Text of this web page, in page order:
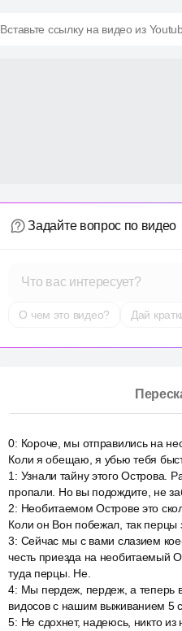
Вставьте ссылку на видео из
Задайте вопрос по видео
Что вас интересует?
О чем это видео? Дай
0: Короче, мы отправились на
Коли я обещаю, я убью тебя
1 : Узнали тайну этого Острова.
пропали. Но вы подождите, не
2: Необитаемом Острове это
Коли он Вон побежал, так перцы
3: Сейчас мы с вами слазием
честь приезда на необитаемый
туда перцы. Не.
4: Мы пердеж, пердеж, а теперь
видосов с нашим выживанием 5
5: Не сдохнет, надеюсь, никто из